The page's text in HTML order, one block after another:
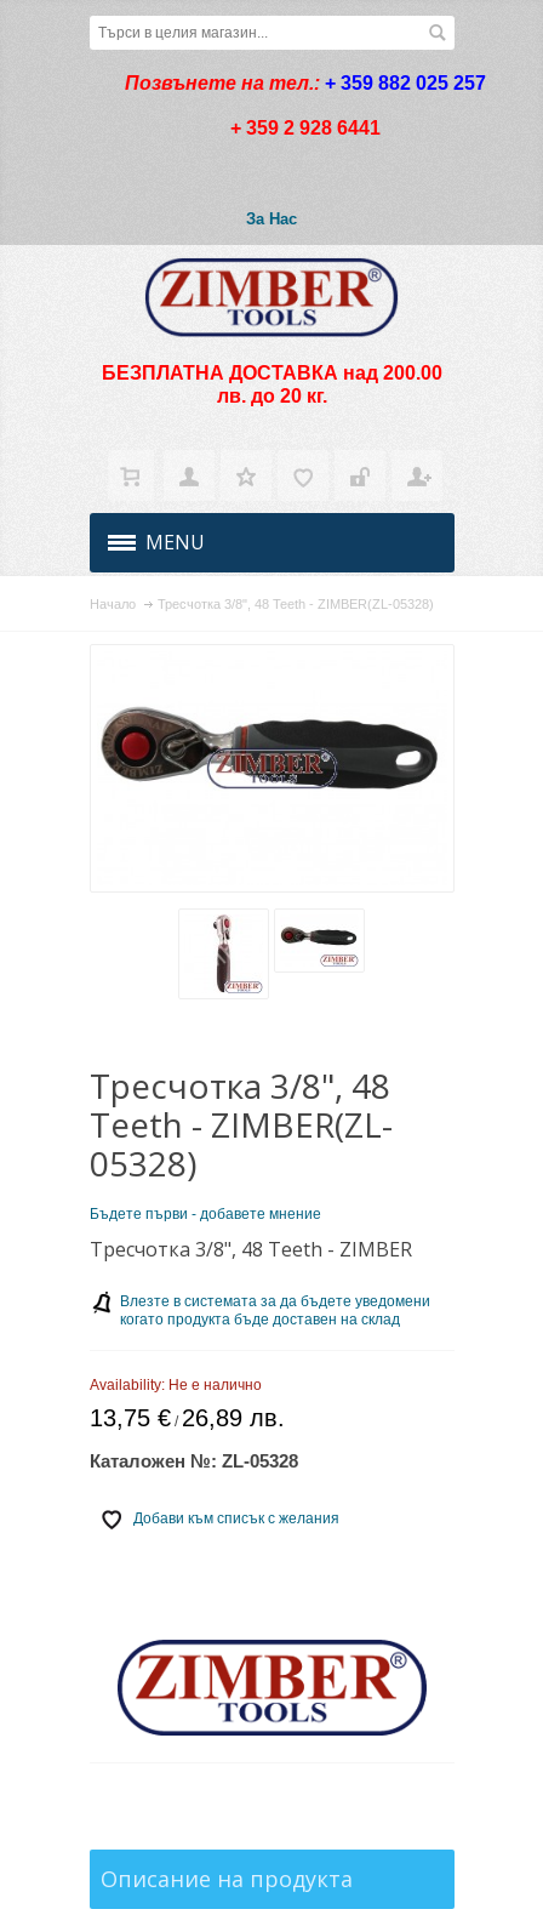
Позвънете на тел.: + 359 882 025 257
+ 359 2 928 6441
За Нас
БЕЗПЛАТНА ДОСТАВКА над 200.00
лв. до 20 кг.
MENU
Начало Тресчотка 3/8", 48 Teeth - ZIMBER(ZL-05328)
Тресчотка 3/8", 48
Teeth - ZIMBER(ZL-
05328)
Бъдете първи - добавете мнение
Тресчотка 3/8", 48 Teeth - ZIMBER
Влезте в системата за да бъдете уведомени
когато продукта бъде доставен на склад
Availability: Не е налично
13,75 €/ 26,89 лв.
Каталожен №: ZL-05328
Добави към списък с желания
Описание на продукта